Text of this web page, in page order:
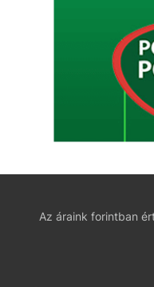
Az áraink forintban